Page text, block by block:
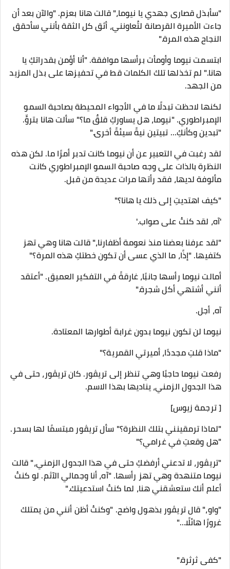
"سأبذل قصارى جهدي يا نيوما،" قالت هانا بعزم. "والآن بعد أن
جاءت الأميرة القرصانة لتُعاونني، أثق كل الثقة بأنني سأحقق
النجاح هذه المرة."
ابتسمت نيوما وأومأت برأسها موافقة. "أنا أؤمن بقدراتكِ يا
هانا." لم تخذلها تلك الكلمات قط في تحفيزها على بذل المزيد
من الجهد.
لكنها لاحظت تبدلًا ما في الأجواء المحيطة بصاحبة السمو
الإمبراطوري. "نيوما، هل يساوركِ قلقٌ ما؟" سألت هانا بتروٍّ.
"تبدين وكأنكِ… تبيتين نيةً سيئةً أخرى."
لقد رغبت في التعبير عن أن نيوما كانت تدبر أمرًا ما. لكن هذه
النظرة بالذات على وجه صاحبة السمو الإمبراطوري كانت
مألوفة لديها، فقد رأتها مرات عديدة من قبل.
"كيف اهتديتِ إلى ذلك يا هانا؟"
'آه، لقد كنتُ على صواب.'
"لقد عرفنا بعضنا منذ نعومة أظفارنا،" قالت هانا وهي تهز
كتفيها. "إذًا، ما الذي عسى أن تكون خطتكِ هذه المرة؟"
أمالت نيوما رأسها جانبًا، غارقةً في التفكير العميق. "أعتقد
أنني أشتهي أكل شجرة."
آه، أجل.
نيوما لن تكون نيوما بدون غرابة أطوارها المعتادة.
"ماذا قلتِ مجددًا، أميرتي القمرية؟"
رفعت نيوما حاجبًا وهي تنظر إلى تريڤور. كان تريڤور، حتى في
هذا الجدول الزمني، يناديها بهذا الاسم.
[ ترجمة زيوس]
"لماذا ترمقينني بتلك النظرة؟" سأل تريڤور مبتسمًا لها بسحر.
"هل وقعتِ في غرامي؟"
"تريڤور، لا تدعني أرفضكِ حتى في هذا الجدول الزمني،" قالت
نيوما متنهدة وهي تهز رأسها. "آه، أنا وجمالي الآثم. لو كنتُ
أعلم أنك ستعشقني هنا، لما كنتُ استدعيتك."
"واو،" قال تريڤور بذهول واضح. "وكنتُ أظن أنني من يمتلك
غرورًا هائلًا…"
"كفى ثرثرة."